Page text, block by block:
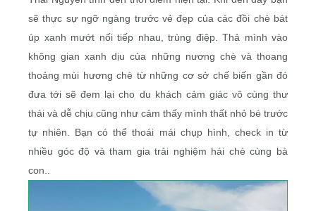
sẽ thực sự ngỡ ngàng trước vẻ đẹp của các đồi chè bát
úp xanh mướt nối tiếp nhau, trùng điệp. Thả mình vào
không gian xanh dịu của những nương chè và thoang
thoảng mùi hương chè từ những cơ sở chế biến gần đó
đưa tới sẽ đem lại cho du khách cảm giác vô cùng thư
thái và dễ chịu cũng như cảm thấy mình thất nhỏ bé trước
tự nhiên. Bạn có thể thoái mái chụp hình, check in từ
nhiều góc độ và tham gia trải nghiệm hái chè cùng bà
con..